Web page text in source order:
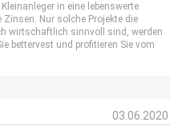
in eine lebenswerte
Nur solche Projekte die
wirtschaftlich sinnvoll sind, werden
bettervest und profitieren Sie vom
03.06.2020